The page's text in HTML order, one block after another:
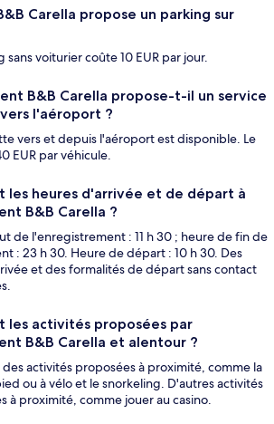
Carella propose un parking sur
sans voiturier coûte 10 EUR par jour.
B&B Carella propose-t-il un service
l'aéroport ?
vers et depuis l'aéroport est disponible. Le
EUR par véhicule.
les heures d'arrivée et de départ à
B&B Carella ?
de l'enregistrement : 11 h 30 ; heure de fin de
: 23 h 30. Heure de départ : 10 h 30. Des
et des formalités de départ sans contact
les activités proposées par
B&B Carella et alentour ?
activités proposées à proximité, comme la
ou à vélo et le snorkeling. D'autres activités
à proximité, comme jouer au casino.